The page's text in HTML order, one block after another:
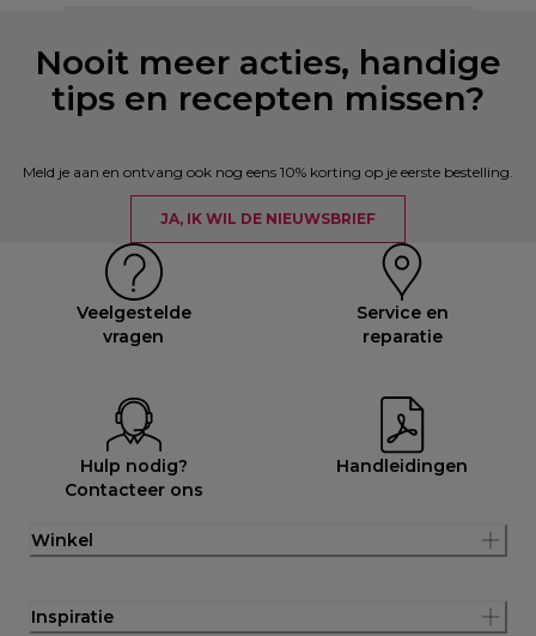
Nooit meer acties, handige
tips en recepten missen?
Meld je aan en ontvang ook nog eens 10% korting op je eerste bestelling.
JA, IK WIL DE NIEUWSBRIEF
Veelgestelde
vragen
Service en
reparatie
Hulp nodig?
Contacteer ons
Handleidingen
Winkel
Inspiratie